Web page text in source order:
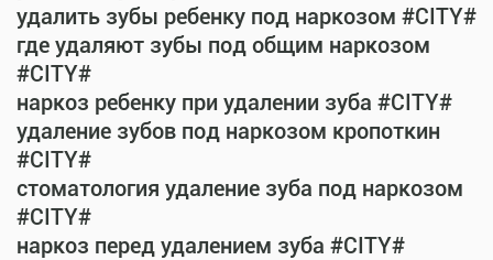
удалить зубы ребенку под наркозом #CITY#
где удаляют зубы под общим наркозом
#CITY#
наркоз ребенку при удалении зуба #CITY#
удаление зубов под наркозом кропоткин
#CITY#
стоматология удаление зуба под наркозом
#CITY#
наркоз перед удалением зуба #CITY#